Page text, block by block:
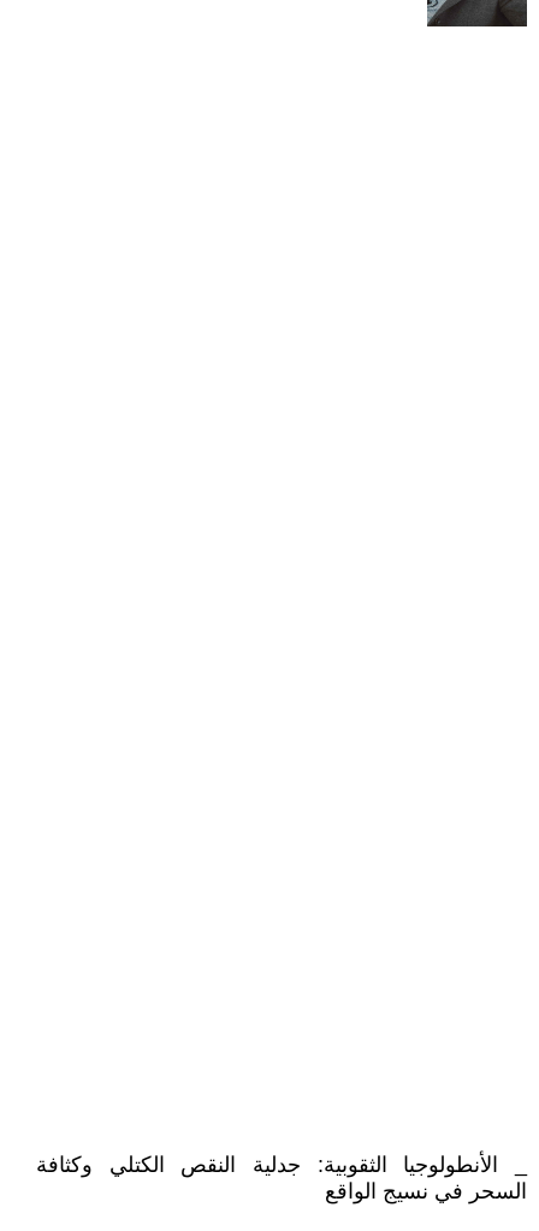
_ الأنطولوجيا الثقوبية: جدلية النقص الكتلي وكثافة
السحر في نسيج الواقع